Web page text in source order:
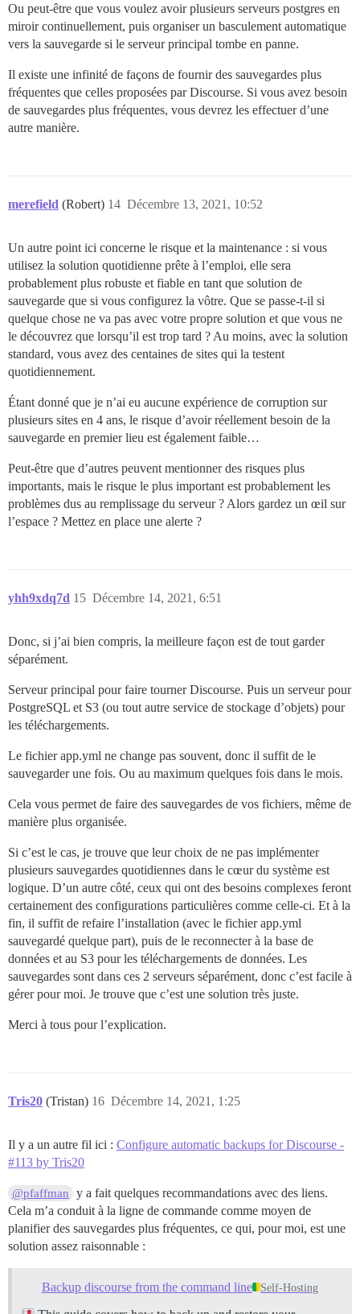
Ou peut-être que vous voulez avoir plusieurs serveurs postgres en
miroir continuellement, puis organiser un basculement automatique
vers la sauvegarde si le serveur principal tombe en panne.
Il existe une infinité de façons de fournir des sauvegardes plus
fréquentes que celles proposées par Discourse. Si vous avez besoin
de sauvegardes plus fréquentes, vous devrez les effectuer d’une
autre manière.
merefield (Robert) Décembre 13, 2021, 10:52
14
Un autre point ici concerne le risque et la maintenance : si vous
utilisez la solution quotidienne prête à l’emploi, elle sera
probablement plus robuste et fiable en tant que solution de
sauvegarde que si vous configurez la vôtre. Que se passe-t-il si
quelque chose ne va pas avec votre propre solution et que vous ne
le découvrez que lorsqu’il est trop tard ? Au moins, avec la solution
standard, vous avez des centaines de sites qui la testent
quotidiennement.
Étant donné que je n’ai eu aucune expérience de corruption sur
plusieurs sites en 4 ans, le risque d’avoir réellement besoin de la
sauvegarde en premier lieu est également faible…
Peut-être que d’autres peuvent mentionner des risques plus
importants, mais le risque le plus important est probablement les
problèmes dus au remplissage du serveur ? Alors gardez un œil sur
l’espace ? Mettez en place une alerte ?
yhh9xdq7d Décembre 14, 2021, 6:51
15
Donc, si j’ai bien compris, la meilleure façon est de tout garder
séparément.
Serveur principal pour faire tourner Discourse. Puis un serveur pour
PostgreSQL et S3 (ou tout autre service de stockage d’objets) pour
les téléchargements.
Le fichier app.yml ne change pas souvent, donc il suffit de le
sauvegarder une fois. Ou au maximum quelques fois dans le mois.
Cela vous permet de faire des sauvegardes de vos fichiers, même de
manière plus organisée.
Si c’est le cas, je trouve que leur choix de ne pas implémenter
plusieurs sauvegardes quotidiennes dans le cœur du système est
logique. D’un autre côté, ceux qui ont des besoins complexes feront
certainement des configurations particulières comme celle-ci. Et à la
fin, il suffit de refaire l’installation (avec le fichier app.yml
sauvegardé quelque part), puis de le reconnecter à la base de
données et au S3 pour les téléchargements de données. Les
sauvegardes sont dans ces 2 serveurs séparément, donc c’est facile à
gérer pour moi. Je trouve que c’est une solution très juste.
Merci à tous pour l’explication.
Tris20 (Tristan) Décembre 14, 2021, 1:25
16
Il y a un autre fil ici : Configure automatic backups for Discourse -
#113 by Tris20
@pfaffman
y a fait quelques recommandations avec des liens.
Cela m’a conduit à la ligne de commande comme moyen de
planifier des sauvegardes plus fréquentes, ce qui, pour moi, est une
solution assez raisonnable :
Backup discourse from the command line Self-Hosting